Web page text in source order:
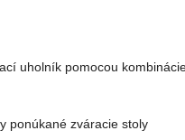
uholník pomocou
ponúkané zváracie stoly